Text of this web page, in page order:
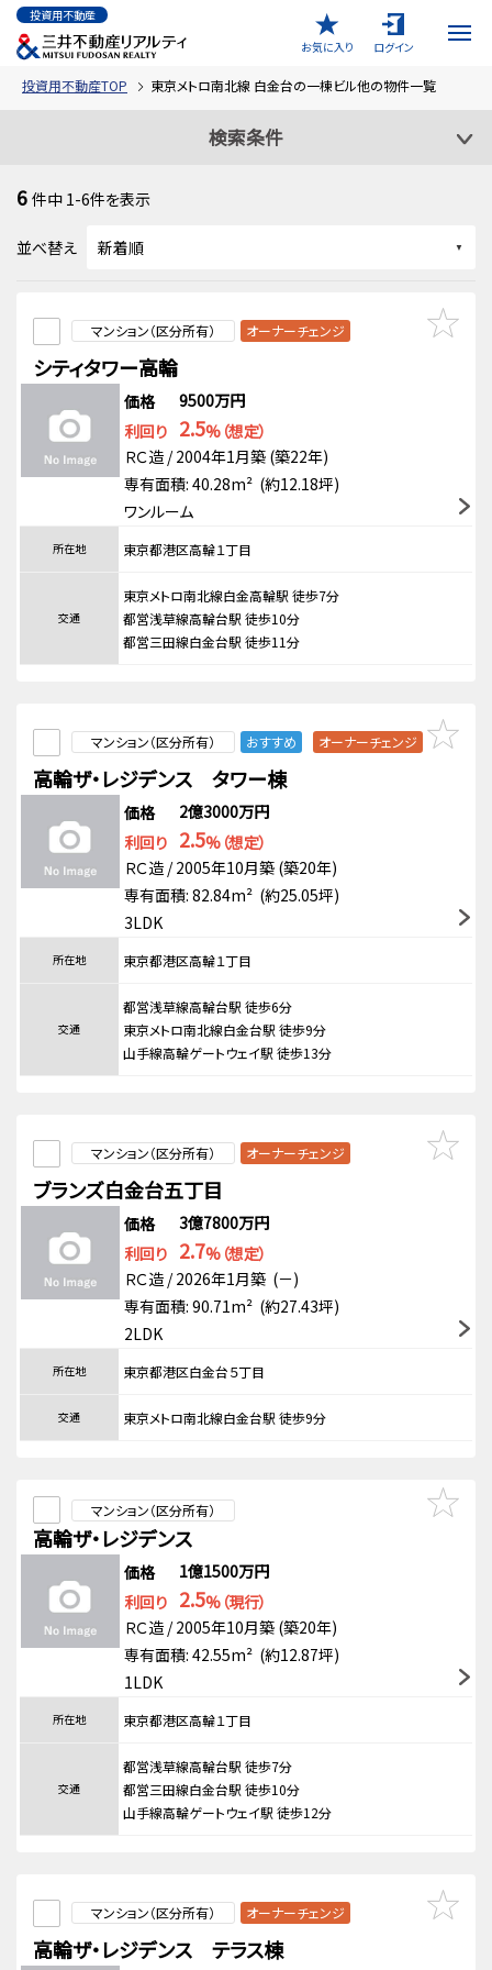
投資用不動産
お気に入り
ログイン
投資用不動産TOP 東京メトロ南北線 白金台の一棟ビル他の物件一覧
検索条件
6 件中 1-6件を表示
並べ替え
マンション（区分所有） オーナーチェンジ
シティタワー高輪
価格
9500万円
利回り 2.5%（想定）
ＲＣ造 / 2004年1月築 (築22年)
専有面積: 40.28m² (約12.18坪)
ワンルーム
所在地 東京都港区高輪１丁目
交通
東京メトロ南北線白金高輪駅 徒歩7分
都営浅草線高輪台駅 徒歩10分
都営三田線白金台駅 徒歩11分
マンション（区分所有） おすすめ オーナーチェンジ
高輪ザ・レジデンス タワー棟
価格
2億3000万円
利回り 2.5%（想定）
ＲＣ造 / 2005年10月築 (築20年)
専有面積: 82.84m² (約25.05坪)
3LDK
所在地 東京都港区高輪１丁目
交通
都営浅草線高輪台駅 徒歩6分
東京メトロ南北線白金台駅 徒歩9分
山手線高輪ゲートウェイ駅 徒歩13分
マンション（区分所有） オーナーチェンジ
ブランズ白金台五丁目
価格
3億7800万円
利回り 2.7%（想定）
ＲＣ造 / 2026年1月築 (－)
専有面積: 90.71m² (約27.43坪)
2LDK
所在地 東京都港区白金台５丁目
交通 東京メトロ南北線白金台駅 徒歩9分
マンション（区分所有）
高輪ザ・レジデンス
価格
1億1500万円
利回り 2.5%（現行）
ＲＣ造 / 2005年10月築 (築20年)
専有面積: 42.55m² (約12.87坪)
1LDK
所在地 東京都港区高輪１丁目
交通
都営浅草線高輪台駅 徒歩7分
都営三田線白金台駅 徒歩10分
山手線高輪ゲートウェイ駅 徒歩12分
マンション（区分所有） オーナーチェンジ
高輪ザ・レジデンス テラス棟